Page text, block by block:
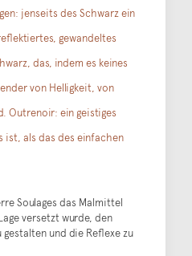
jenseits des Schwarz ein
gewandeltes
das, indem es keines
von Helligkeit, von
Outrenoir: ein geistiges
ist, als das des einfachen
Soulages das Malmittel
versetzt wurde, den
und die Reflexe zu